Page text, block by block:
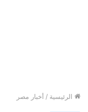
الرئيسية / أخبار مصر